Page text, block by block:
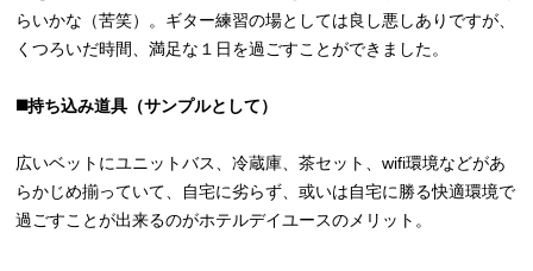
らいかな（苦笑）。ギター練習の場としては良し悪しありですが、
くつろいだ時間、満足な１日を過ごすことができました。
◼️持ち込み道具（サンプルとして）
広いベットにユニットバス、冷蔵庫、茶セット、wifi環境などがあ
らかじめ揃っていて、自宅に劣らず、或いは自宅に勝る快適環境で
過ごすことが出来るのがホテルデイユースのメリット。